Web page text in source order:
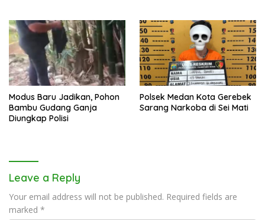
Modus Baru Jadikan, Pohon
Bambu Gudang Ganja
Diungkap Polisi
Polsek Medan Kota Gerebek
Sarang Narkoba di Sei Mati
Leave a Reply
Your email address will not be published. Required fields are
marked *